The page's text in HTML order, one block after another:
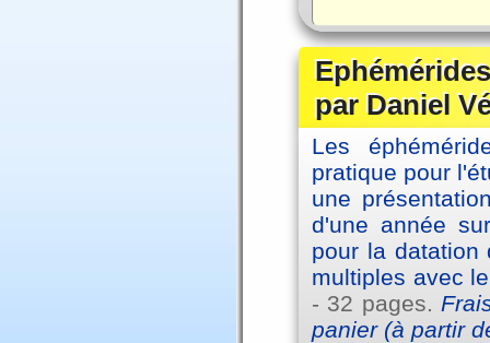
par Daniel
Les
pratique pour
une
d'une année
pour la datation
multiples avec
- 32 pages.
panier (à partir